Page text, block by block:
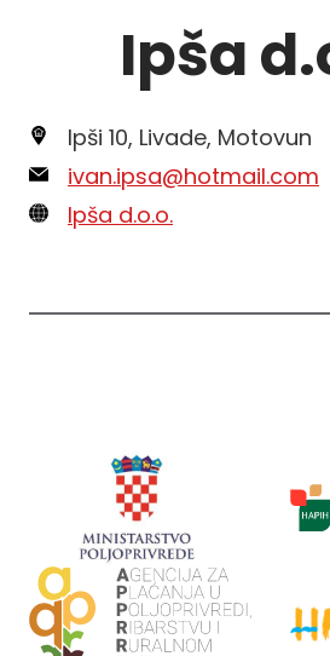
Ipša
Ipši 10, Livade, Motovun
ivan.ipsa@hotmail.com
Ipša d.o.o.